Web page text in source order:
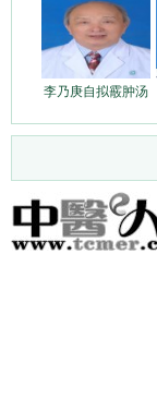
李乃庚自拟霰肿汤